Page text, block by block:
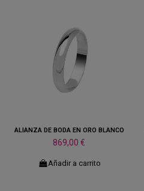
ALIANZA DE BODA EN ORO BLANCO
869,00 €
Añadir a carrito